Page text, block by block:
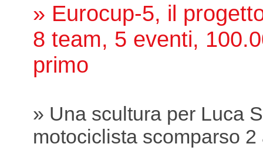
» Eurocup-5, il
8 team, 5 eventi,
primo
» Una scultura per Luca
motociclista scomparso 2